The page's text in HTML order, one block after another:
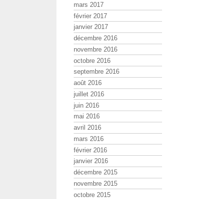
mars 2017
février 2017
janvier 2017
décembre 2016
novembre 2016
octobre 2016
septembre 2016
août 2016
juillet 2016
juin 2016
mai 2016
avril 2016
mars 2016
février 2016
janvier 2016
décembre 2015
novembre 2015
octobre 2015